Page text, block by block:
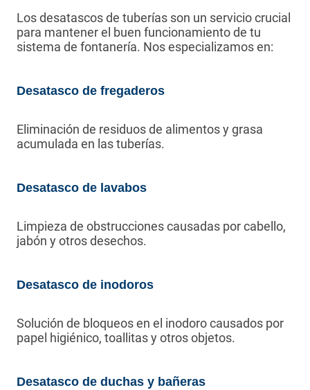
Los desatascos de tuberías son un servicio crucial
para mantener el buen funcionamiento de tu
sistema de fontanería. Nos especializamos en:
Desatasco de fregaderos
Eliminación de residuos de alimentos y grasa
acumulada en las tuberías.
Desatasco de lavabos
Limpieza de obstrucciones causadas por cabello,
jabón y otros desechos.
Desatasco de inodoros
Solución de bloqueos en el inodoro causados por
papel higiénico, toallitas y otros objetos.
Desatasco de duchas y bañeras